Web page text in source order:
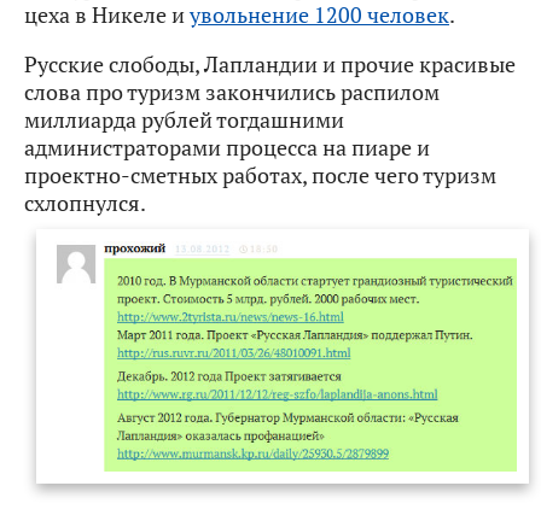
цеха в Никеле иувольнение 1200 человек.
Русские слободы, Лапландии и прочие красивые
слова про туризм закончились распилом
миллиарда рублей тогдашними
администраторами процесса на пиаре и
проектно-сметных работах, после чего туризм
схлопнулся.